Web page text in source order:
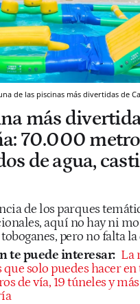
de las piscinas más divertidas de
más
70.000
de agua,
de los parques
aquí no hay ni
pero no falta
te puede interesar: La
solo puedes hacer en
de vía, 19 túneles y